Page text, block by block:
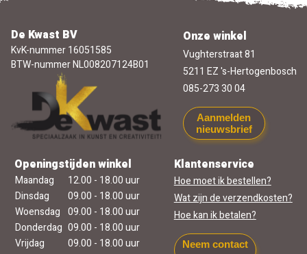
De Kwast BV
KvK-nummer 16051585
BTW-nummer NL008207124B01
Onze winkel
Vughterstraat 81
5211 EZ 's-Hertogenbosch
085-273 30 04
Aanmelden
nieuwsbrief
Openingstijden winkel
Maandag
12.00 - 18.00 uur
Dinsdag
09.00 - 18.00 uur
Woensdag 09.00 - 18.00 uur
Donderdag 09.00 - 18.00 uur
Vrijdag
09.00 - 18.00 uur
Klantenservice
Hoe moet ik bestellen?
Wat zijn de verzendkosten?
Hoe kan ik betalen?
Neem contact